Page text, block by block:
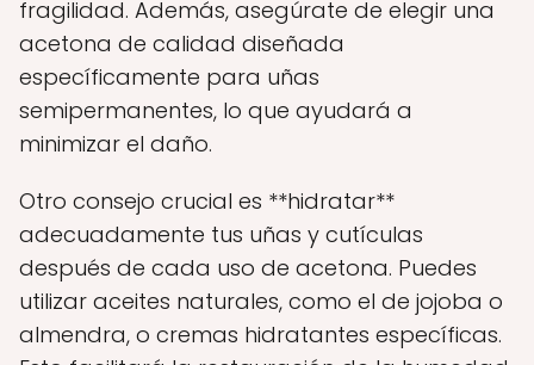
fragilidad. Además, asegúrate de elegir una
acetona de calidad diseñada
específicamente para uñas
semipermanentes, lo que ayudará a
minimizar el daño.
Otro consejo crucial es **hidratar**
adecuadamente tus uñas y cutículas
después de cada uso de acetona. Puedes
utilizar aceites naturales, como el de jojoba o
almendra, o cremas hidratantes específicas.